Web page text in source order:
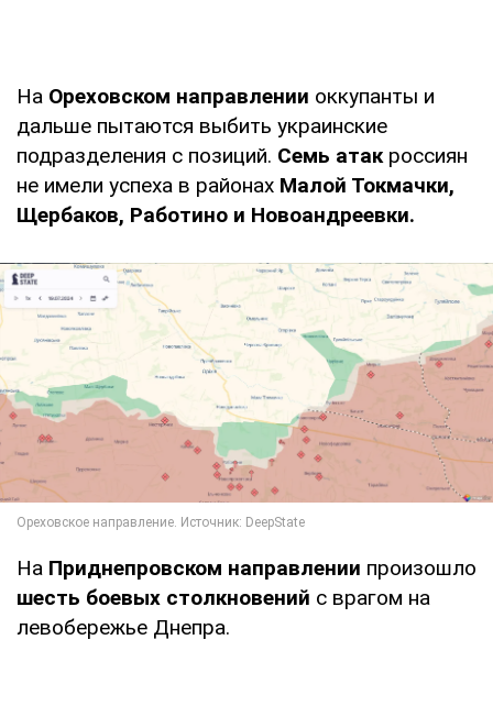
На Ореховском направлении оккупанты и
дальше пытаются выбить украинские
подразделения с позиций. Семь атакроссиян
не имели успеха в районах Малой Токмачки,
Щербаков, Работино и Новоандреевки.
На Приднепровском направлении произошло
шесть боевых столкновений с врагом на
левобережье Днепра.